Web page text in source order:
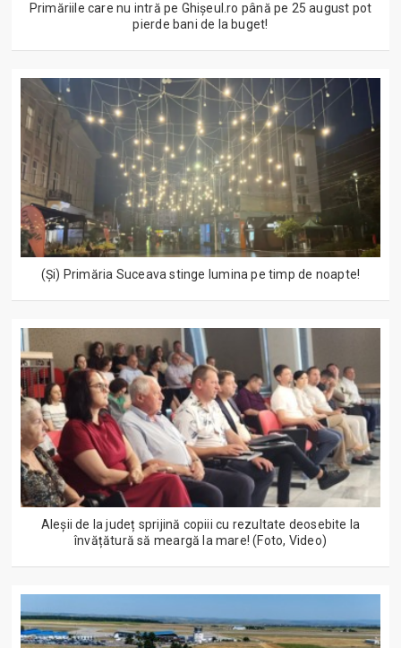
Primăriile care nu intră pe Ghişeul.ro până pe 25 august pot
pierde bani de la buget!
(Și) Primăria Suceava stinge lumina pe timp de noapte!
Aleșii de la județ sprijină copiii cu rezultate deosebite la
învățătură să meargă la mare! (Foto, Video)